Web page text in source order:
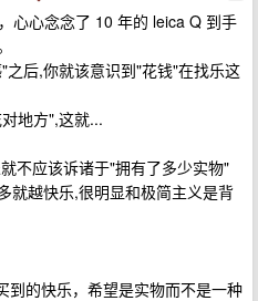
心心念念了 10 年的 leica Q 到手
后,你就该意识到"花钱"在找乐这
地方",这就...
不应该诉诸于"拥有了多少实物"
就越快乐,很明显和极简主义是背
到的快乐，希望是实物而不是一种